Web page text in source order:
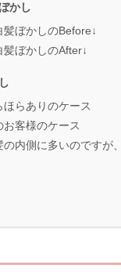
かし
髪ぼかしのBefore↓
髪ぼかしのAfter↓
ほらありのケース
お客様のケース
の内側に多いのですが